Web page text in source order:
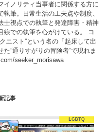
イノリティ当事者に関係する方に
筆。日常生活の工夫点や制度、
士視点での執筆と発達障害・精神
線での執筆を心がけている。 コ
エスト”という名の「起床して出
”通りすがりの冒険者”で現れま
seeker_morisawa
記事
LGBTQ